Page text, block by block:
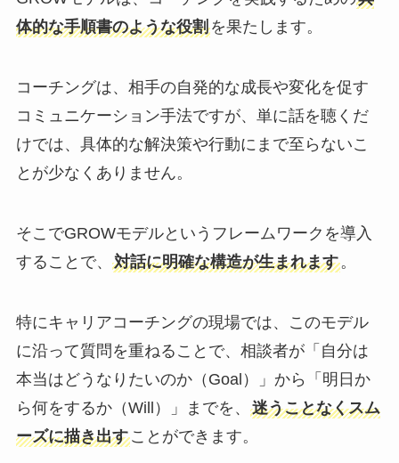
体的な手順書のような役割を果たします。
コーチングは、相手の自発的な成長や変化を促す
コミュニケーション手法ですが、単に話を聴くだ
けでは、具体的な解決策や行動にまで至らないこ
とが少なくありません。
そこでGROWモデルというフレームワークを導入
することで、 対話に明確な構造が生まれます。
特にキャリアコーチングの現場では、このモデル
に沿って質問を重ねることで、相談者が「自分は
本当はどうなりたいのか（Goal）」から「明日か
ら何をするか（Will）」までを、 迷うことなくスム
ーズに描き出すことができます。